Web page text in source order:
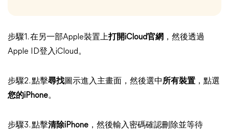
步驟1. 在另一部Apple裝置上打開iCloud官網 ，然後透過
Apple ID登入iCloud。
步驟2. 點擊尋找圖示進入主畫面，然後選中所有裝置 ，點選
您的iPhone。
步驟3. 點擊清除iPhone ，然後輸入密碼確認刪除並等待